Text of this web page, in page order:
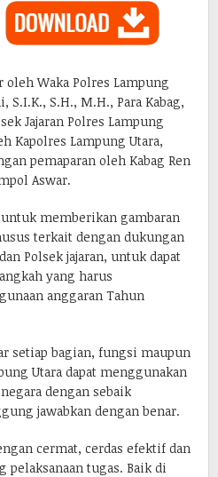
Waka Polres Lampung
S.I.K., S.H., M.H., Para Kabag,
Jajaran Polres Lampung
Kapolres Lampung Utara,
pemaparan oleh Kabag Ren
Aswar.
memberikan gambaran
terkait dengan dukungan
Polsek jajaran, untuk dapat
yang harus
anggaran Tahun
setiap bagian, fungsi maupun
Utara dapat menggunakan
dengan sebaik
jawabkan dengan benar.
cermat, cerdas efektif dan
tugas. Baik di